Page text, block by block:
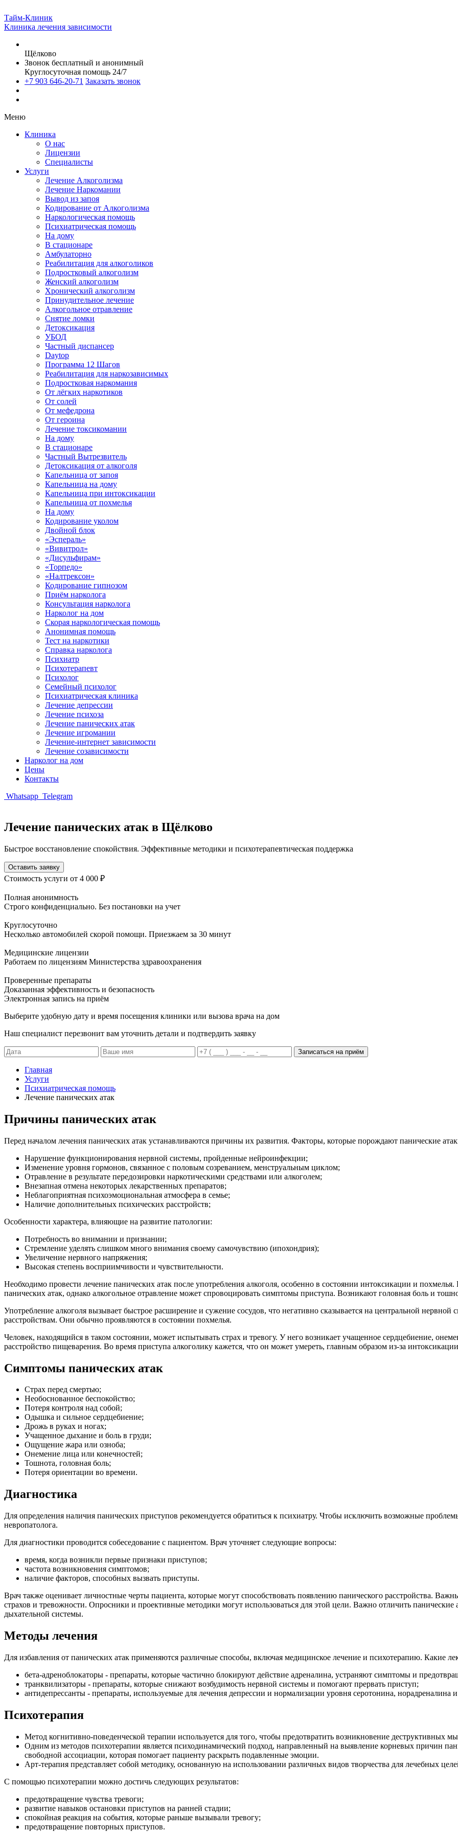
Тайм-Клиник
Клиника лечения зависимости
Щёлково
Звонок бесплатный и анонимный
Круглосуточная помощь 24/7
+7 903 646-20-71 Заказать звонок
Меню
Клиника
О нас
Лицензии
Специалисты
Услуги
Лечение Алкоголизма
Лечение Наркомании
Вывод из запоя
Кодирование от Алкоголизма
Наркологическая помощь
Психиатрическая помощь
На дому
В стационаре
Амбулаторно
Реабилитация для алкоголиков
Подростковый алкоголизм
Женский алкоголизм
Хронический алкоголизм
Принудительное лечение
Алкогольное отравление
Снятие ломки
Детоксикация
УБОД
Частный диспансер
Daytop
Программа 12 Шагов
Реабилитация для наркозависимых
Подростковая наркомания
От лёгких наркотиков
От солей
От мефедрона
От героина
Лечение токсикомании
На дому
В стационаре
Частный Вытрезвитель
Детоксикация от алкоголя
Капельница от запоя
Капельница на дому
Капельница при интоксикации
Капельница от похмелья
На дому
Кодирование уколом
Двойной блок
«Эспераль»
«Вивитрол»
«Дисульфирам»
«Торпедо»
«Налтрексон»
Кодирование гипнозом
Приём нарколога
Консультация нарколога
Нарколог на дом
Скорая наркологическая помощь
Анонимная помощь
Тест на наркотики
Справка нарколога
Психиатр
Психотерапевт
Психолог
Семейный психолог
Психиатрическая клиника
Лечение депрессии
Лечение психоза
Лечение панических атак
Лечение игромании
Лечение-интернет зависимости
Лечение созависимости
Нарколог на дом
Цены
Контакты
Whatsapp Telegram
Лечение панических атак в Щёлково
Быстрое восстановление спокойствия. Эффективные методики и психотерапевтическая поддержка
Оставить заявку
Стоимость услуги от 4 000 ₽
Полная анонимность
Строго конфиденциально. Без постановки на учет
Круглосуточно
Несколько автомобилей скорой помощи. Приезжаем за 30 минут
Медицинские лицензии
Работаем по лицензиям Министерства здравоохранения
Проверенные препараты
Доказанная эффективность и безопасность
Электронная запись на приём
Выберите удобную дату и время посещения клиники или вызова врача на дом
Наш специалист перезвонит вам уточнить детали и подтвердить заявку
Записаться на приём
Главная
Услуги
Психиатрическая помощь
Лечение панических атак
Причины панических атак
Перед началом лечения панических атак устанавливаются причины их развития. Факторы, которые порождают панические
Нарушение функционирования нервной системы, пройденные нейроинфекции;
Изменение уровня гормонов, связанное с половым созреванием, менструальным циклом;
Отравление в результате передозировки наркотическими средствами или алкоголем;
Внезапная отмена некоторых лекарственных препаратов;
Неблагоприятная психоэмоциональная атмосфера в семье;
Наличие дополнительных психических расстройств;
Особенности характера, влияющие на развитие патологии:
Потребность во внимании и признании;
Стремление уделять слишком много внимания своему самочувствию (ипохондрия);
Увеличение нервного напряжения;
Высокая степень восприимчивости и чувствительности.
Необходимо провести лечение панических атак после употребления алкоголя, особенно в состоянии интоксикации и
панических атак, однако алкогольное отравление может спровоцировать симптомы приступа. Возникают головная боль и
Употребление алкоголя вызывает быстрое расширение и сужение сосудов, что негативно сказывается на центральной
расстройствам. Они обычно проявляются в состоянии похмелья.
Человек, находящийся в таком состоянии, может испытывать страх и тревогу. У него возникает учащенное сердцебиение,
расстройство пищеварения. Во время приступа алкоголику кажется, что он может умереть, главным образом из-за
Симптомы панических атак
Cтрах перед смертью;
Необоснованное беспокойство;
Потеря контроля над собой;
Одышка и сильное сердцебиение;
Дрожь в руках и ногах;
Учащенное дыхание и боль в груди;
Ощущение жара или озноба;
Онемение лица или конечностей;
Тошнота, головная боль;
Потеря ориентации во времени.
Диагностика
Для определения наличия панических приступов рекомендуется обратиться к психиатру. Чтобы исключить возможные
невропатолога.
Для диагностики проводится собеседование с пациентом. Врач уточняет следующие вопросы:
время, когда возникли первые признаки приступов;
частота возникновения симптомов;
наличие факторов, способных вызвать приступы.
Врач также оценивает личностные черты пациента, которые могут способствовать появлению панического расстройства.
страхов и тревожности. Опросники и проективные методики могут использоваться для этой цели. Важно отличить панические
дыхательной системы.
Методы лечения
Для избавления от панических атак применяются различные способы, включая медицинское лечение и психотерапию. Какие
бета-адреноблокаторы - препараты, которые частично блокируют действие адреналина, устраняют симптомы и
транквилизаторы - препараты, которые снижают возбудимость нервной системы и помогают прервать приступ;
антидепрессанты - препараты, используемые для лечения депрессии и нормализации уровня серотонина, норадреналина
Психотерапия
Метод когнитивно-поведенческой терапии используется для того, чтобы предотвратить возникновение деструктивных
Одним из методов психотерапии является психодинамический подход, направленный на выявление корневых причин
свободной ассоциации, которая помогает пациенту раскрыть подавленные эмоции.
Арт-терапия представляет собой методику, основанную на использовании различных видов творчества для лечебных
С помощью психотерапии можно достичь следующих результатов:
предотвращение чувства тревоги;
развитие навыков остановки приступов на ранней стадии;
спокойная реакция на события, которые раньше вызывали тревогу;
предотвращение повторных приступов.